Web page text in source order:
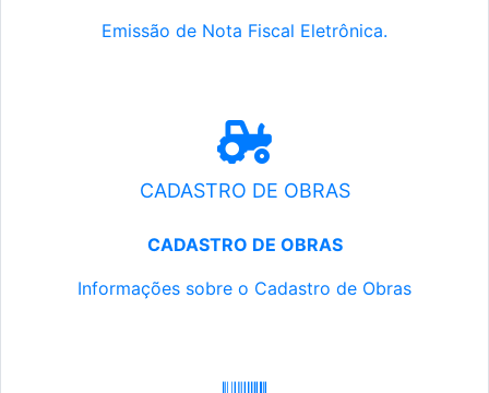
Emissão de Nota Fiscal Eletrônica.
CADASTRO DE OBRAS
CADASTRO DE OBRAS
Informações sobre o Cadastro de Obras